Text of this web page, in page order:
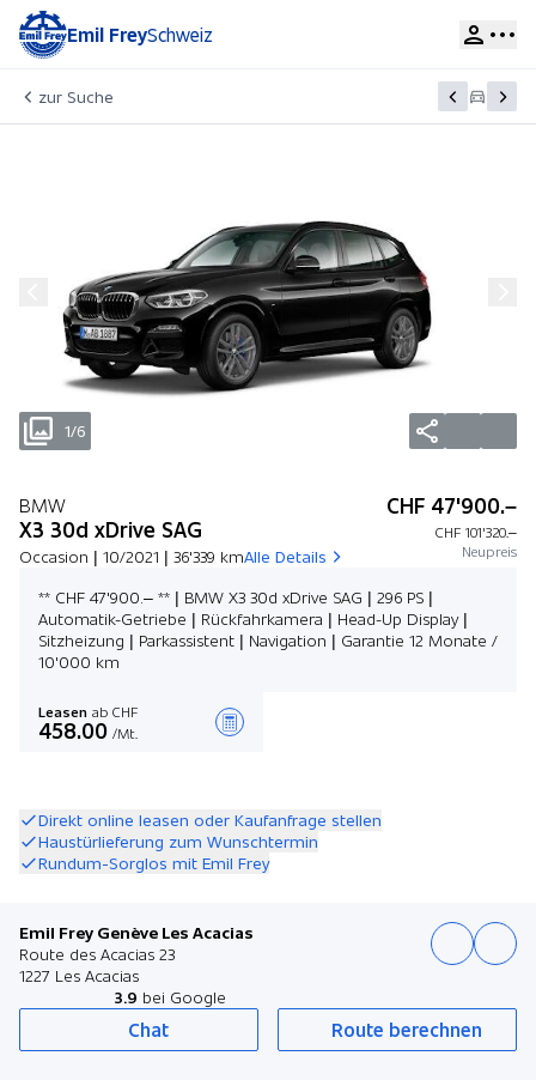
Emil FreySchweiz
zur Suche
1/6
BMW
X3 30d xDrive SAG
Occasion | 10/2021 | 36'339 kmAlle Details
CHF 47'900.–
CHF 101'320.–
Neupreis
** CHF 47'900.– ** | BMW X3 30d xDrive SAG | 296 PS |
Automatik-Getriebe | Rückfahrkamera | Head-Up Display |
Sitzheizung | Parkassistent | Navigation | Garantie 12 Monate /
10'000 km
Leasen ab CHF
458.00 /Mt.
Direkt online leasen oder Kaufanfrage stellen
Haustürlieferung zum Wunschtermin
Rundum-Sorglos mit Emil Frey
Emil Frey Genève Les Acacias
Route des Acacias 23
1227 Les Acacias
3.9 bei Google
Chat Route berechnen